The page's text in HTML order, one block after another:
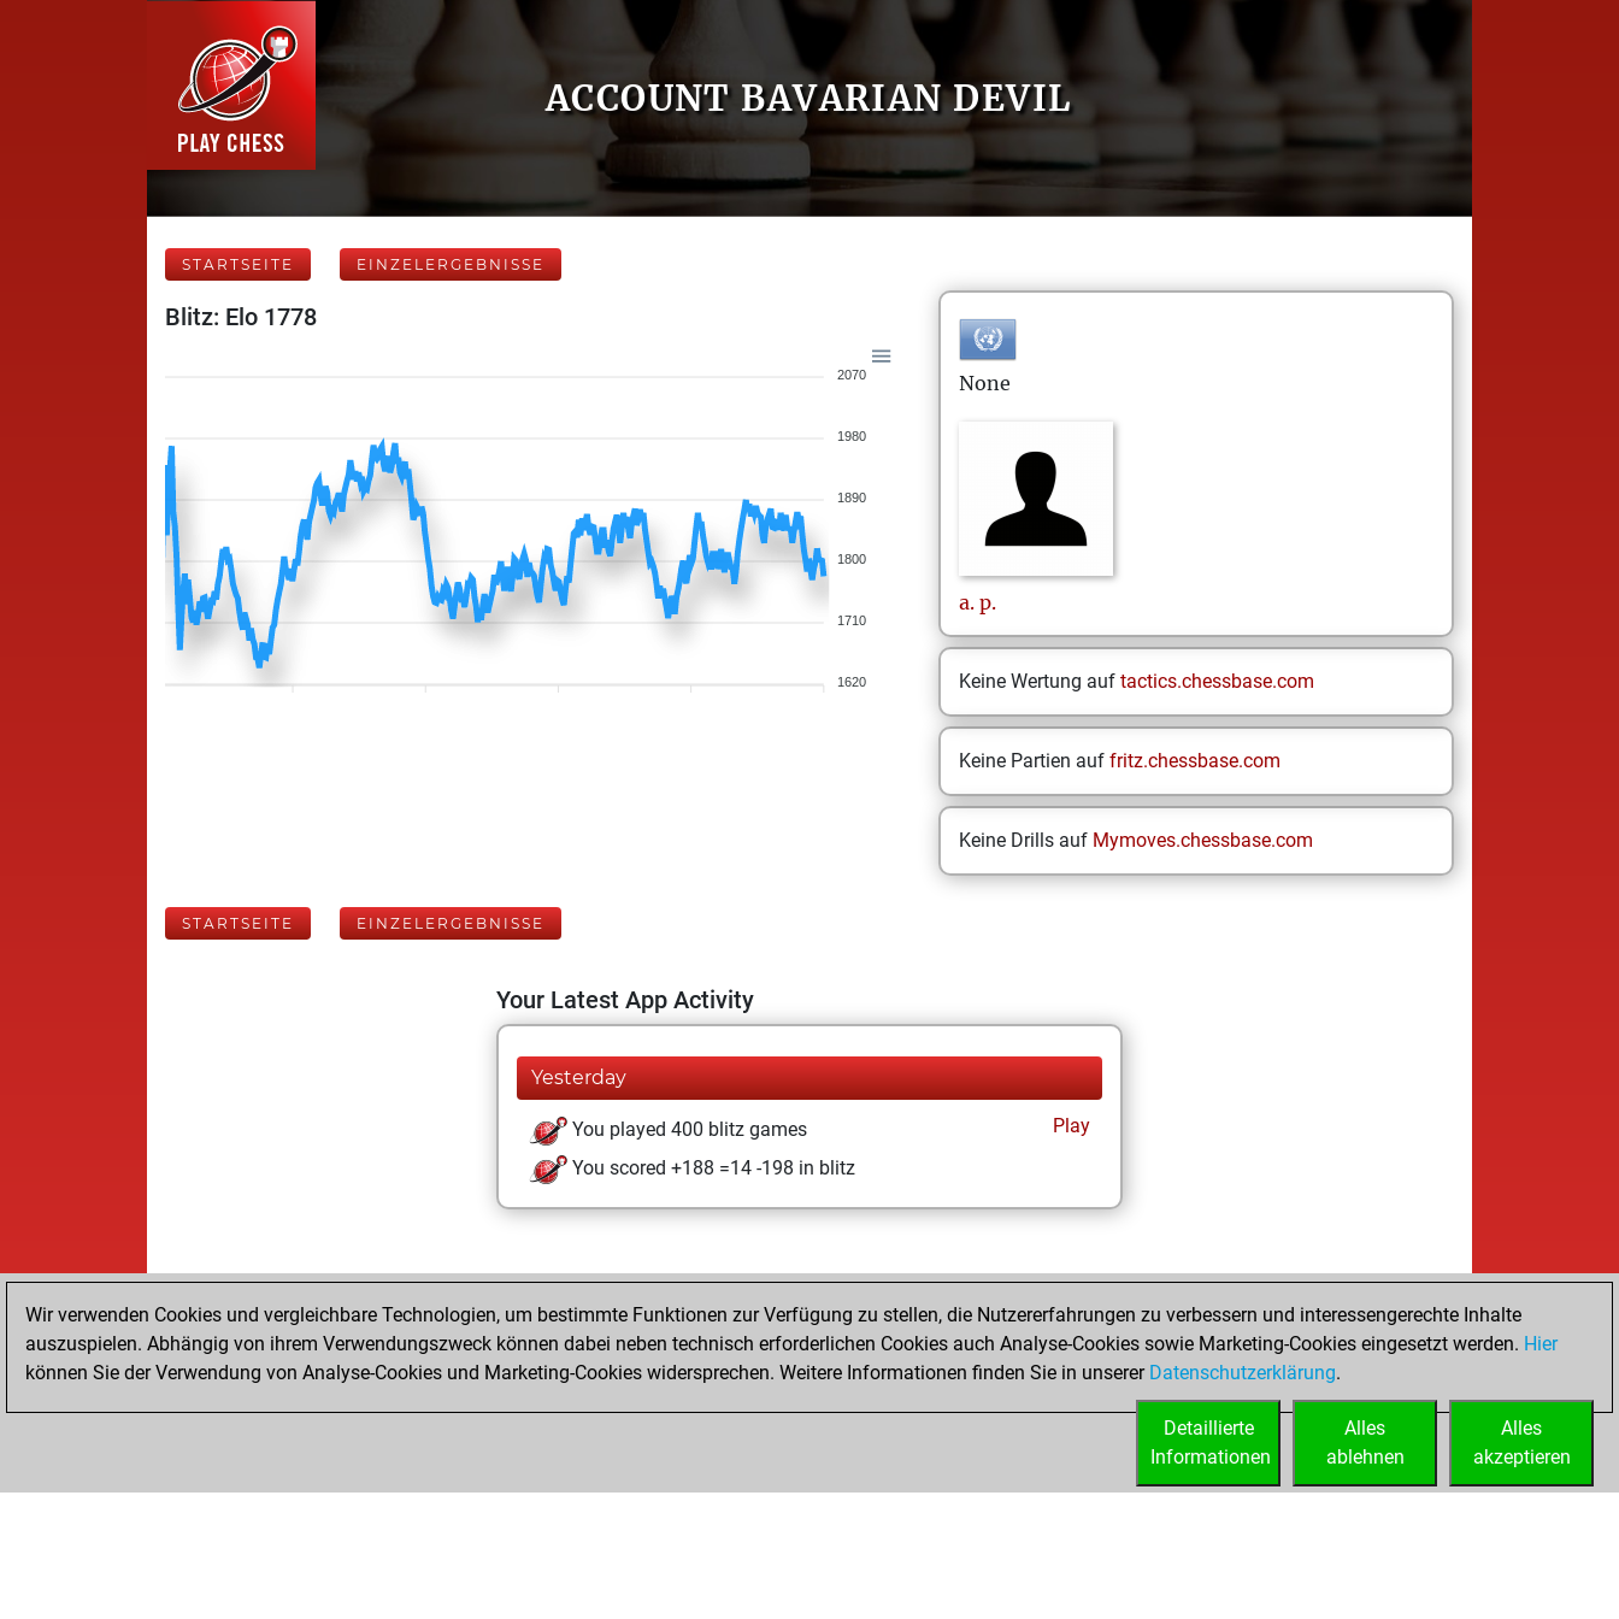
ACCOUNT BAVARIAN DEVIL
STARTSEITE EINZELERGEBNISSE
Blitz: Elo 1778
2070
1980
1890
1800
1710
1620
None
a. p.
Keine Wertung auf tactics.chessbase.com
Keine Partien auf fritz.chessbase.com
Keine Drills auf Mymoves.chessbase.com
STARTSEITE EINZELERGEBNISSE
Your Latest App Activity
Yesterday
You played 400 blitz games
Play
You scored +188 =14 -198 in blitz
Wir verwenden Cookies und vergleichbare Technologien, um bestimmte Funktionen zur Verfügung zu stellen, die Nutzererfahrungen zu verbessern und interessengerechte Inhalte
auszuspielen. Abhängig von ihrem Verwendungszweck können dabei neben technisch erforderlichen Cookies auch Analyse-Cookies sowie Marketing-Cookies eingesetzt werden. Hier
können Sie der Verwendung von Analyse-Cookies und Marketing-Cookies widersprechen. Weitere Informationen finden Sie in unserer Datenschutzerklärung.
Alles
akzeptieren
Alles
ablehnen
Detaillierte
Informationen